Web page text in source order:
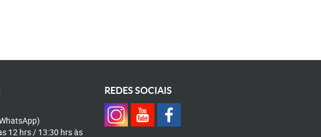
12 hrs / 13:30 hrs às
REDES SOCIAIS